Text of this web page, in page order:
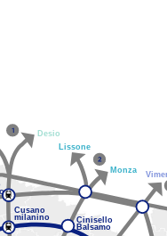
Desio
Lissone
Monza
Cusano
milanino Cinisello
Balsamo